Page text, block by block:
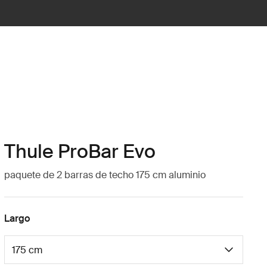
Thule ProBar Evo
paquete de 2 barras de techo 175 cm aluminio
Largo